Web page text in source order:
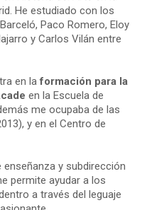
He estudiado con los
Paco Romero, Eloy
y Carlos Vilán entre
en laformación para la
en la Escuela de
me ocupaba de las
y en el Centro de
y subdirección
permite ayudar a los
a través del leguaje